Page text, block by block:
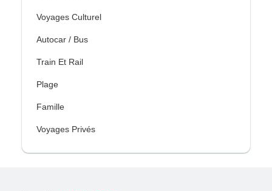
Voyages Culturel
Autocar / Bus
Train Et Rail
Plage
Famille
Voyages Privés